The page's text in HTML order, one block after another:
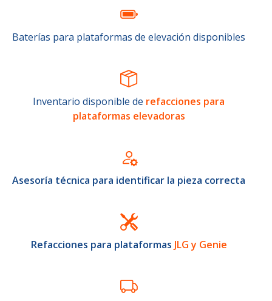
Baterías para plataformas de elevación disponibles
Inventario disponible de refacciones para
plataformas elevadoras
Asesoría técnica para identificar la pieza correcta
Refacciones para plataformas JLG y Genie